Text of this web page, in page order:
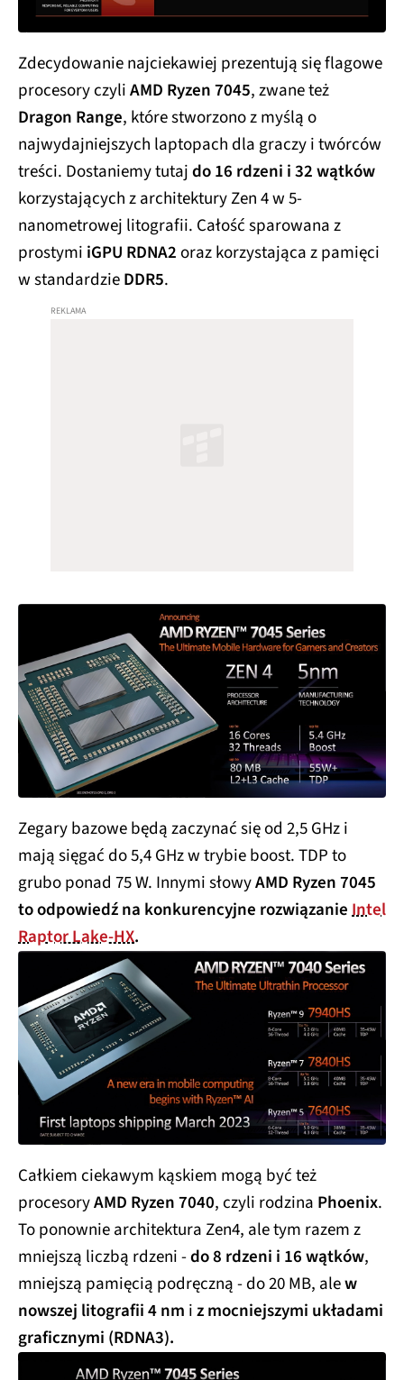
Zdecydowanie najciekawiej prezentują się flagowe
procesory czyliAMD Ryzen 7045, zwane też
Dragon Range, które stworzono z myślą o
najwydajniejszych laptopach dla graczy i twórców
treści. Dostaniemy tutajdo 16 rdzeni i 32 wątków
korzystających z architektury Zen 4 w 5-
nanometrowej litografii. Całość sparowana z
prostymi iGPU RDNA2oraz korzystająca z pamięci
w standardzieDDR5.
Zegary bazowe będą zaczynać się od 2,5 GHz i
mają sięgać do 5,4 GHz w trybie boost. TDP to
grubo ponad 75 W. Innymi słowyAMD Ryzen 7045
to odpowiedź na konkurencyjne rozwiązanieIntel
Raptor Lake-HX.
Całkiem ciekawym kąskiem mogą być też
procesoryAMD Ryzen 7040, czyli rodzina Phoenix.
To ponownie architektura Zen4, ale tym razem z
mniejszą liczbą rdzeni -do 8 rdzeni i 16 wątków,
mniejszą pamięcią podręczną - do 20 MB, alew
nowszej litografii 4 nm iz mocniejszymi układami
graficznymi (RDNA3).